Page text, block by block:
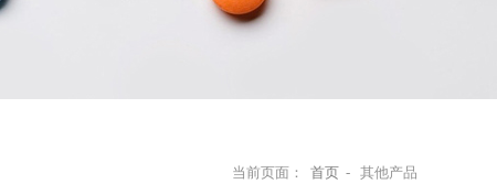
当前页面： 首页 - 其他产品